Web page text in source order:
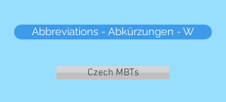
Abbreviations - Abkürzungen - W
Czech MBTs